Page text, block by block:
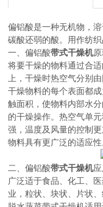
偏铝酸是一种无机物，
碳酸还弱的酸。用作纺
一、偏铝酸带式干燥机
将要干燥的物料通过合
上，干燥时热空气分别
干燥物料的每个表面都
触面积，使物料内部水
的干燥操作。热空气单
强，温度及风量的控制
物料具有更广泛的适应性
二、偏铝酸带式干燥机
广泛适于食品、化工、
业，粒状、块状、片状